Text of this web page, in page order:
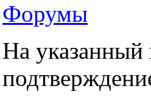
Форумы
На указанный